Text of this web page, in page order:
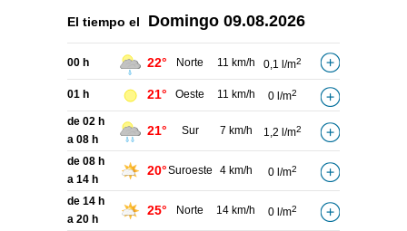
El tiempo el Domingo 09.08.2026
00 h 22° Norte 11 km/h 0,1 l/m2
01 h 21° Oeste 11 km/h 0 l/m2
de 02 h
a 08 h
21° Sur 7 km/h 1,2 l/m2
de 08 h
a 14 h
20°Suroeste 4 km/h 0 l/m2
de 14 h
a 20 h
25° Norte 14 km/h 0 l/m2